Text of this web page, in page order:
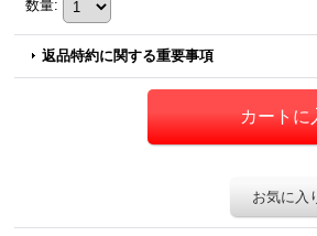
数量:
返品特約に関する重要事項
お気に入